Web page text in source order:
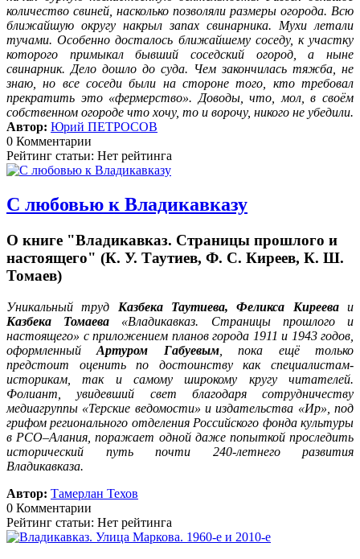
количество свиней, насколько позволяли размеры огорода. Всю
ближайшую округу накрыл запах свинарника. Мухи летали
тучами. Особенно досталось ближайшему соседу, к участку
которого примыкал бывший соседский огород, а ныне
свинарник. Дело дошло до суда. Чем закончилась тяжба, не
знаю, но все соседи были на стороне того, кто требовал
прекратить это «фермерство». Доводы, что, мол, в своём
собственном огороде что хочу, то и ворочу, никого не убедили.
Автор: Юрий ПЕТРОСОВ
0 Комментарии
Рейтинг статьи: Нет рейтинга
С любовью к Владикавказу
О книге "Владикавказ. Страницы прошлого и
настоящего" (К. У. Таутиев, Ф. С. Киреев, К. Ш.
Томаев)
Уникальный труд Казбека Таутиева, Феликса Кирееваи
Казбека Томаева «Владикавказ. Страницы прошлого и
настоящего» с приложением планов города 1911 и 1943 годов,
оформленныйАртуром Габуевым, пока ещё только
предстоит оценить по достоинству как специалистам-
историкам, так и самому широкому кругу читателей.
Фолиант, увидевший свет благодаря сотрудничеству
медиагруппы «Терские ведомости» и издательства «Ир», под
грифом регионального отделения Российского фонда культуры
в РСО–Алания, поражает одной даже попыткой проследить
исторический путь почти 240-летнего развития
Владикавказа.
Автор: Тамерлан Техов
0 Комментарии
Рейтинг статьи: Нет рейтинга